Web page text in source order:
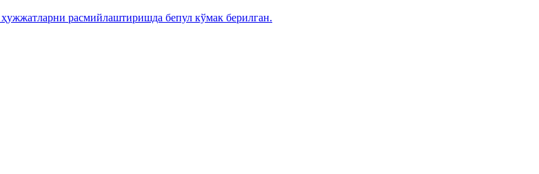
расмийлаштиришда бепул кўмак берилган.